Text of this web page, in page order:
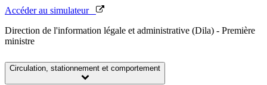
Accéder au simulateur
Direction de l'information légale et administrative (Dila) - Première
ministre
Circulation, stationnement et comportement